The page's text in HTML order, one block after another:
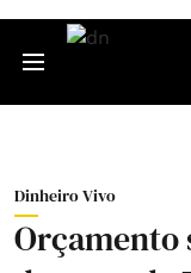
Dinheiro Vivo